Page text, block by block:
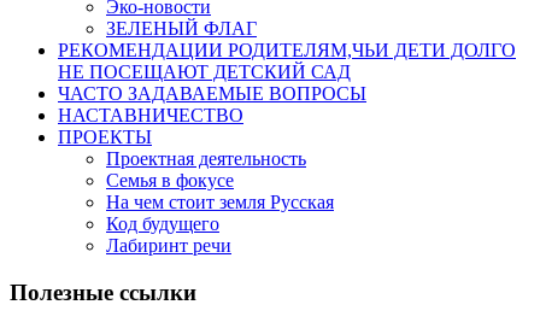
Эко-новости
ЗЕЛЕНЫЙ ФЛАГ
РЕКОМЕНДАЦИИ РОДИТЕЛЯМ,ЧЬИ ДЕТИ ДОЛГО
НЕ ПОСЕЩАЮТ ДЕТСКИЙ САД
ЧАСТО ЗАДАВАЕМЫЕ ВОПРОСЫ
НАСТАВНИЧЕСТВО
ПРОЕКТЫ
Проектная деятельность
Семья в фокусе
На чем стоит земля Русская
Код будущего
Лабиринт речи
Полезные ссылки